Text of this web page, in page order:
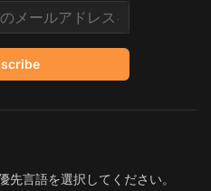
言語を選択してください。